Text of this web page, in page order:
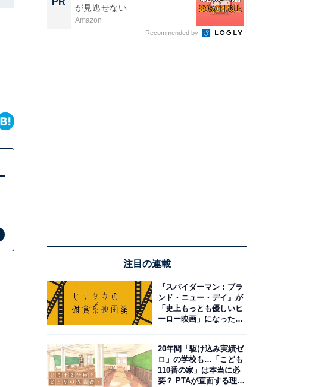
が見逃せない
Amazon
Recommended by
注目の連載
『スパイダーマン：ブラ
ンド・ニュー・デイ』が
「史上もっとも優しいヒ
ーロー映画」になった理
20年間「駆け込み実績ゼ
ロ」の学校も…「こども
110番の家」は本当に必
要？ PTAが直面する理想